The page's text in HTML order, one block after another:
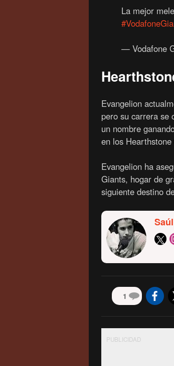
La mejor
— Vodafone
Evangelion
pero su carrera se
un nombre
en los
Evangelion ha
Giants, hogar de
siguiente destino
1
PUBLICIDAD